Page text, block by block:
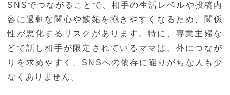
SNSでつながることで、相手の生活レベルや投稿内
容に過剰な関心や嫉妬を抱きやすくなるため、関係
性が悪化するリスクがあります。特に、専業主婦な
どで話し相手が限定されているママは、外につなが
りを求めやすく、SNSへの依存に陥りがちな人も少
なくありません。